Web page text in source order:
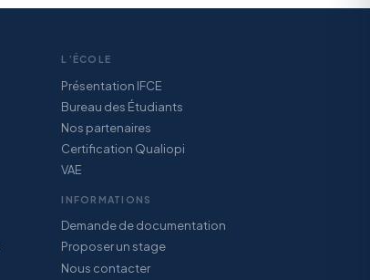
L’ÉCOLE
Présentation IFCE
Bureau des Étudiants
Nos partenaires
Certification Qualiopi
VAE
INFORMATIONS
Demande de documentation
Proposer un stage
Nous contacter